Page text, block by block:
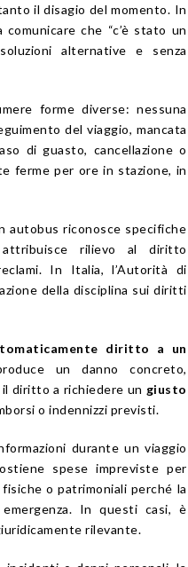
il disagio del momento. In
che “c’è stato un
alternative e senza
forme diverse: nessuna
del viaggio, mancata
di guasto, cancellazione o
ferme per ore in stazione, in
autobus riconosce specifiche
rilievo al diritto
In Italia, l’Autorità di
della disciplina sui diritti
diritto a un
un danno concreto,
il diritto a richiedere un giusto
o indennizzi previsti.
durante un viaggio
spese impreviste per
o patrimoniali perché la
In questi casi, è
rilevante.